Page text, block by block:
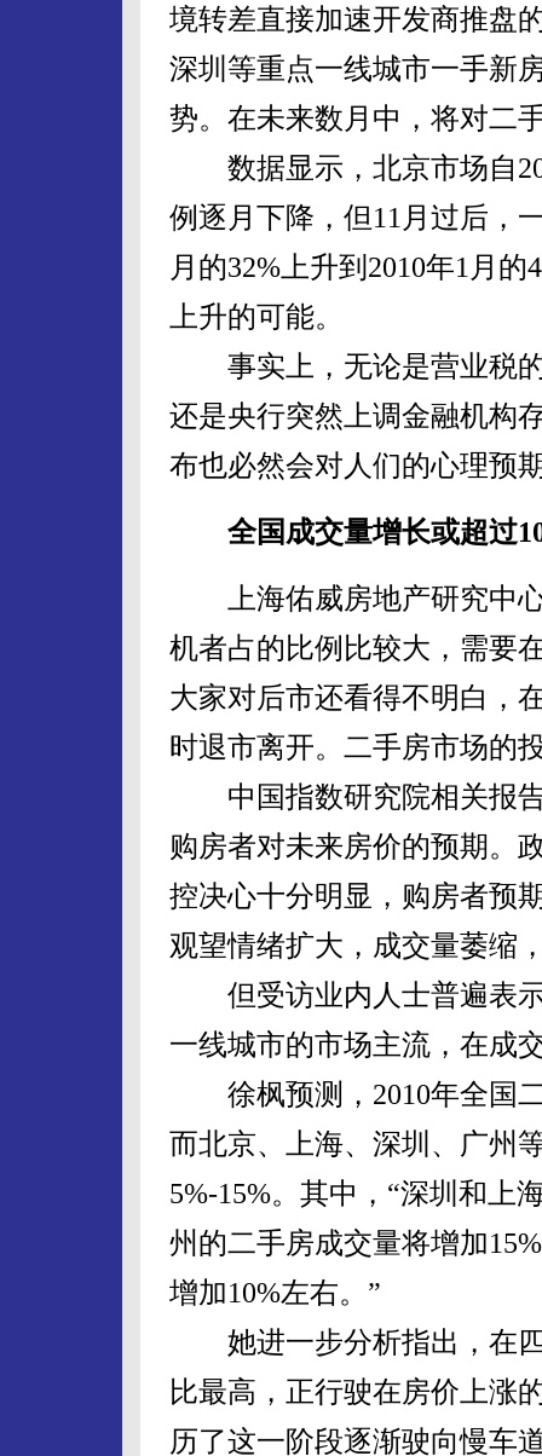
境转差直接加速开发商推盘
深圳等重点一线城市一手新
势。在未来数月中，将对二
数据显示，北京市场自
例逐月下降，但11月过后，
月的32%上升到2010年1月
上升的可能。
事实上，无论是营业税的
还是央行突然上调金融机构
布也必然会对人们的心理预
全国成交量增长或超过
上海佑威房地产研究中心
机者占的比例比较大，需要
大家对后市还看得不明白，
时退市离开。二手房市场的
中国指数研究院相关报告
购房者对未来房价的预期。
控决心十分明显，购房者预
观望情绪扩大，成交量萎缩
但受访业内人士普遍表示
一线城市的市场主流，在成
徐枫预测，2010年全国二
而北京、上海、深圳、广州
5%-15%。其中，“深圳和上
州的二手房成交量将增加
增加10%左右。”
她进一步分析指出，在四
比最高，正行驶在房价上涨
历了这一阶段逐渐驶向慢车